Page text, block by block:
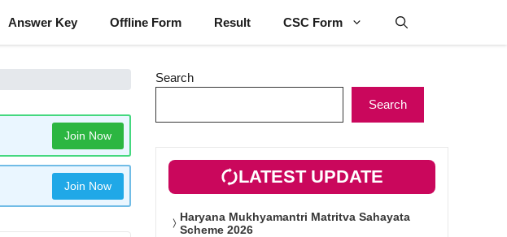
Answer Key Offline Form Result CSC Form
Join Now
Join Now
Search
Search
LATEST UPDATE
Haryana Mukhyamantri Matritva Sahayata
Scheme 2026